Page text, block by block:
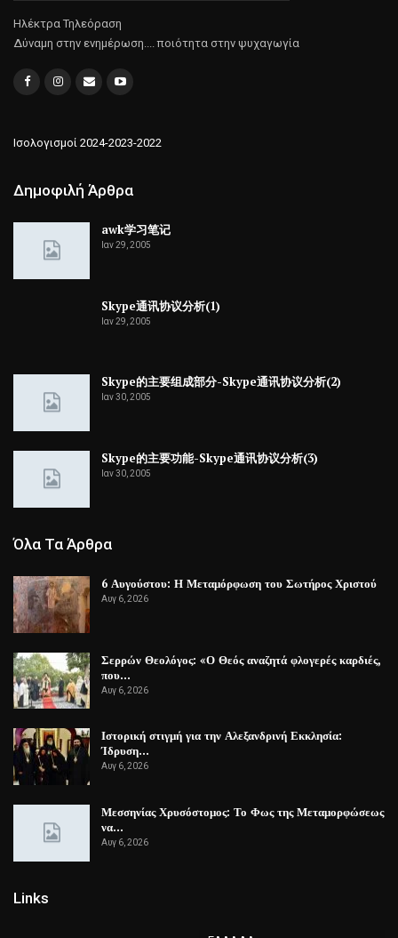
Ηλέκτρα Τηλεόραση
Δύναμη στην ενημέρωση.... ποιότητα στην ψυχαγωγία
Ισολογισμοί 2024-2023-2022
Δημοφιλή Άρθρα
awk学习笔记
Ιαν 29, 2005
Skype通讯协议分析(1)
Ιαν 29, 2005
Skype的主要组成部分-Skype通讯协议分析(2)
Ιαν 30, 2005
Skype的主要功能-Skype通讯协议分析(3)
Ιαν 30, 2005
Όλα Τα Άρθρα
6 Αυγούστου: Η Μεταμόρφωση του Σωτήρος Χριστού
Αυγ 6, 2026
Σερρών Θεολόγος: «Ο Θεός αναζητά φλογερές καρδιές,
που…
Αυγ 6, 2026
Ιστορική στιγμή για την Αλεξανδρινή Εκκλησία:
Ίδρυση…
Αυγ 6, 2026
Μεσσηνίας Χρυσόστομος: Το Φως της Μεταμορφώσεως
να…
Αυγ 6, 2026
Links